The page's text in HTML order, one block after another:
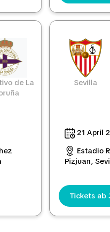
de La
Sevilla
21 April
Estadio
Pizjuan,
Tickets ab